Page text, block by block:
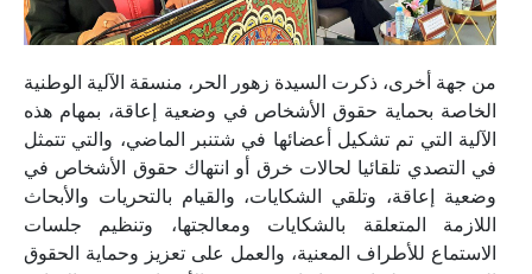
من جهة أخرى، ذكرت السيدة زهور الحر، منسقة الآلية الوطنية
الخاصة بحماية حقوق الأشخاص في وضعية إعاقة، بمهام هذه
الآلية التي تم تشكيل أعضائها في شتنبر الماضي، والتي تتمثل
في التصدي تلقائيا لحالات خرق أو انتهاك حقوق الأشخاص في
وضعية إعاقة، وتلقي الشكايات، والقيام بالتحريات والأبحاث
اللازمة المتعلقة بالشكايات ومعالجتها، وتنظيم جلسات
الاستماع للأطراف المعنية، والعمل على تعزيز وحماية الحقوق